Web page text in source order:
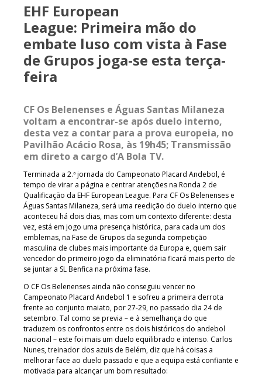
EHF European
League: Primeira mão do
embate luso com vista à Fase
de Grupos joga-se esta terça-
feira
CF Os Belenenses e Águas Santas Milaneza
voltam a encontrar-se após duelo interno,
desta vez a contar para a prova europeia, no
Pavilhão Acácio Rosa, às 19h45; Transmissão
em direto a cargo d’A Bola TV.
Terminada a 2.ª jornada do Campeonato Placard Andebol, é
tempo de virar a página e centrar atenções na Ronda 2 de
Qualificação da EHF European League. Para CF Os Belenenses e
Águas Santas Milaneza, será uma reedição do duelo interno que
aconteceu há dois dias, mas com um contexto diferente: desta
vez, está em jogo uma presença histórica, para cada um dos
emblemas, na Fase de Grupos da segunda competição
masculina de clubes mais importante da Europa e, quem sair
vencedor do primeiro jogo da eliminatória ficará mais perto de
se juntar a SL Benfica na próxima fase.
O CF Os Belenenses ainda não conseguiu vencer no
Campeonato Placard Andebol 1 e sofreu a primeira derrota
frente ao conjunto maiato, por 27-29, no passado dia 24 de
setembro. Tal como se previa – e à semelhança do que
traduzem os confrontos entre os dois históricos do andebol
nacional – este foi mais um duelo equilibrado e intenso. Carlos
Nunes, treinador dos azuis de Belém, diz que há coisas a
melhorar face ao duelo passado e que a equipa está confiante e
motivada para alcançar um bom resultado: